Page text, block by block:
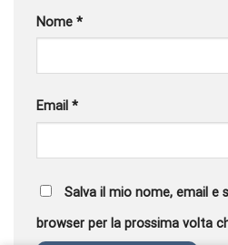
Nome *
Email *
Salva il mio nome, email e
browser per la prossima volta